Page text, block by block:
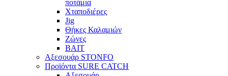
ποτάμια
Χταποδιέρες
Jig
Θήκες Καλαμιών
Ζώνες
BAIT
Αξεσουάρ STONFO
Προϊόντα SURE CATCH